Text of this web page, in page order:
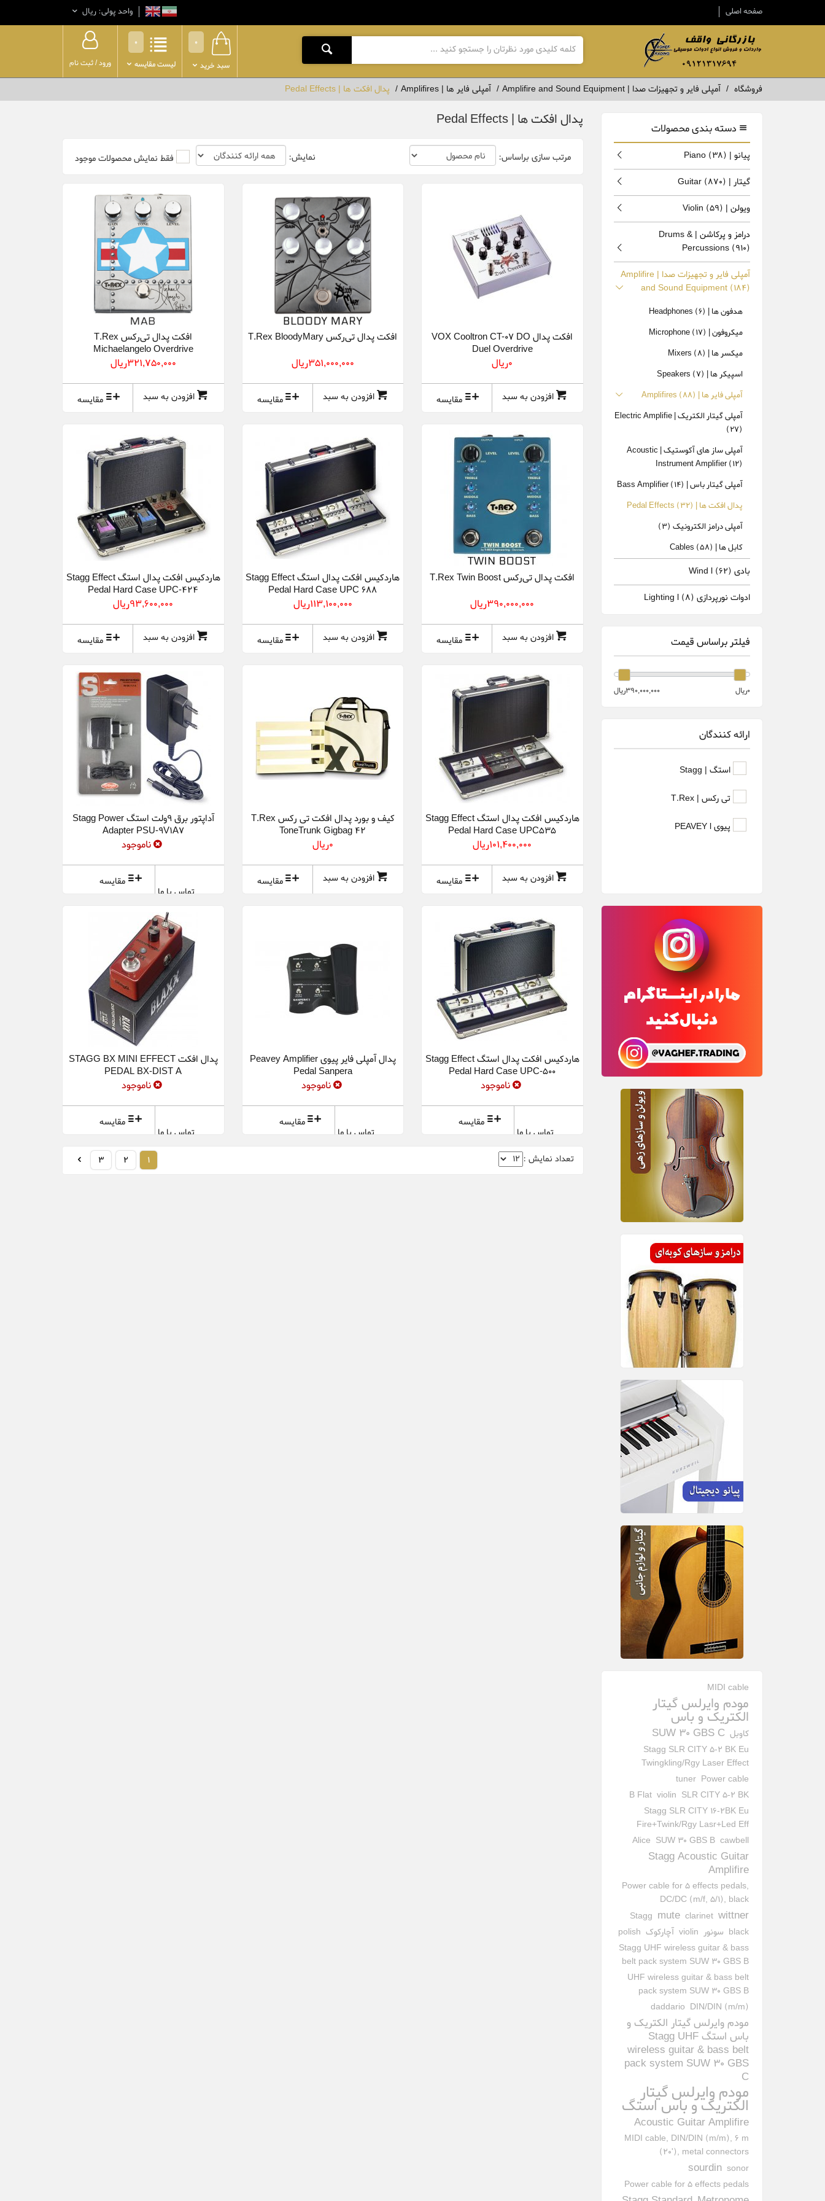
صفحه اصلی واحد پولی: ريال
ورود/ثبت نام
0
سبد خرید
0
لیست مقایسه
فروشگاه آمپلی فایر و تجهیزات صدا | Amplifire and Sound Equipment آمپلی فایر ها | Amplifires پدال افکت ها | Pedal Effects
دسته بندی محصولات
پیانو | Piano (38)
گیتار | Guitar (870)
ویولن | Violin (59)
درامز و پرکاشن | Drums &
Percussions (910)
آمپلی فایر و تجهیزات صدا | Amplifire
and Sound Equipment (184)
هدفون ها | Headphones (6)
میکروفون | Microphone (17)
میکسر ها | Mixers (8)
اسپیکر ها | Speakers (7)
آمپلی فایر ها | Amplifires (88)
آمپلی گیتار الکتریک | Electric Amplifie
(27)
آمپلی ساز های آکوستیک | Acoustic
Instrument Amplifier(12)
آمپلی گیتار باس | Bass Amplifier (14)
پدال افکت ها | Pedal Effects (32)
آمپلی درامز الکترونیک (3)
کابل ها | Cables (58)
بادی Wind l (62)
ادوات نورپردازی Lighting l (8)
فیلتر براساس قیمت
0ريال 390,000,000ريال
ارائه کنندگان
استگ | Stagg
تی رکس | T.Rex
پیوی PEAVEY l
MIDI cable
مودم وایرلس گیتار
الکتریک و باس
کاوبل SUW 30 GBS C
Stagg SLR CITY 5-2 BK Eu
Twingkling/Rgy Laser Effect
Power cable
tuner
SLR CITY 5-2 BK
violin
B Flat
Stagg SLR CITY 16-2BK Eu
Fire+Twink/Rgy Lasr+Led Eff
cawbell
SUW 30 GBS B
Alice
Stagg Acoustic Guitar
Amplifire
Power cable for 5 effects pedals,
DC/DC (m/f, 5/1), black
wittner
clarinet
mute
Stagg
black سونور violin آچارکوک polish
Stagg UHF wireless guitar & bass
belt pack system SUW 30 GBS B
UHF wireless guitar & bass belt
pack system SUW 30 GBS B
DIN/DIN (m/m)
daddario
مودم وایرلس گیتار الکتریک و
باس استگ Stagg UHF
wireless guitar & bass belt
pack system SUW 30 GBS
C
مودم وایرلس گیتار
الکتریک و باس استگ
Acoustic Guitar Amplifire
MIDI cable, DIN/DIN (m/m), 6 m
(20'), metal connectors
sonor
sourdin
Power cable for 5 effects pedals
پدال افکت ها | Pedal Effects
مرتب سازی براساس: فقط نمایش محصولات موجود نمایش:
افکت پدال VOX Cooltron CT-07 DO
Duel Overdrive
0ريال
افزودن به سبد مقایسه
افکت پدال تی‌رکس T.Rex BloodyMary
351,000,000ريال
افزودن به سبد مقایسه
افکت پدال تی‌رکس T.Rex
Michaelangelo Overdrive
321,750,000ريال
افزودن به سبد مقایسه
افکت پدال تی‌رکس T.Rex Twin Boost
390,000,000ريال
افزودن به سبد مقایسه
هاردکیس افکت پدال استگ Stagg Effect
Pedal Hard Case UPC 688
113,100,000ريال
افزودن به سبد مقایسه
هاردکیس افکت پدال استگ Stagg Effect
Pedal Hard Case UPC-424
93,600,000ريال
افزودن به سبد مقایسه
هاردکیس افکت پدال استگ Stagg Effect
Pedal Hard Case UPC535
101,400,000ريال
افزودن به سبد مقایسه
کیف و بورد پدال افکت تی رکس T.Rex
ToneTrunk Gigbag 42
0ريال
افزودن به سبد مقایسه
آداپتور برق 9ولت استگ Stagg Power
Adapter PSU-9V1A7
ناموجود
تماس با ما
مقایسه
هاردکیس افکت پدال استگ Stagg Effect
Pedal Hard Case UPC-500
ناموجود
تماس با ما
مقایسه
پدال آمپلی فایر پیوی Peavey Amplifier
Pedal Sanpera
ناموجود
تماس با ما
مقایسه
پدال افکت STAGG BX MINI EFFECT
PEDAL BX-DIST A
ناموجود
تماس با ما
مقایسه
تعداد نمایش : 1
2
3